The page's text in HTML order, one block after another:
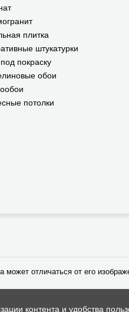
плитка
штукатурки
покраску
обои
потолки
отличаться от его
контента и удобства